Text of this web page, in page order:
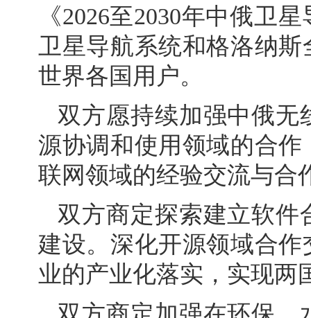
《2026至2030年中俄卫
卫星导航系统和格洛纳
世界各国用户。
双方愿持续加强中俄无
源协调和使用领域的合
联网领域的经验交流与合
双方商定探索建立软件
建设。深化开源领域合
业的产业化落实，实现两